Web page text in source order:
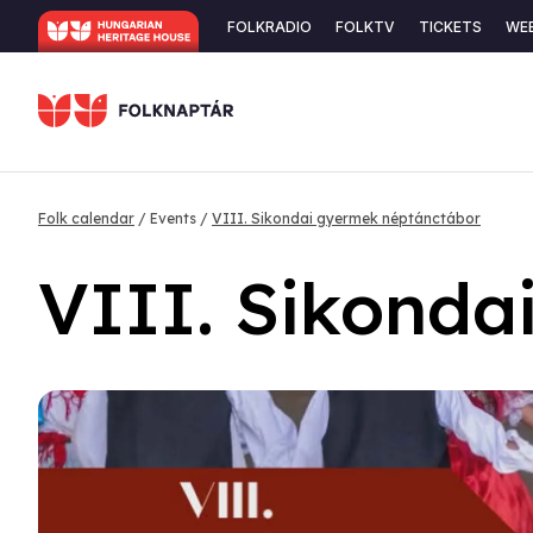
Skip
to
content
Secondary
FOLKRADIO FOLKTV TICKETS
Breadcrumb
Folk calendar Events VIII. Sikondai gyermek néptánctábor
VIII.